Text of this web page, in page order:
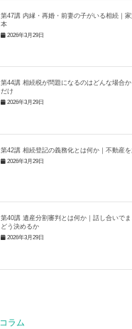
第47講 内縁・再婚・前妻の子がいる相続｜
本
2026年3月29日
第44講 相続税が問題になるのはどんな場合
だけ
2026年3月29日
第42講 相続登記の義務化とは何か｜不動産
2026年3月29日
第40講 遺産分割審判とは何か｜話し合いで
どう決めるか
2026年3月29日
コラム